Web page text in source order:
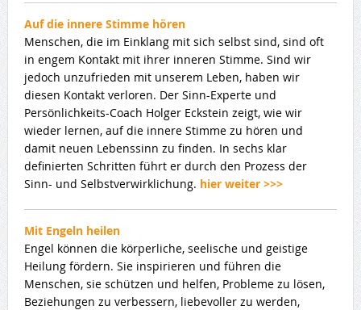
Auf die innere Stimme hören
Menschen, die im Einklang mit sich selbst sind, sind oft
in engem Kontakt mit ihrer inneren Stimme. Sind wir
jedoch unzufrieden mit unserem Leben, haben wir
diesen Kontakt verloren. Der Sinn-Experte und
Persönlichkeits-Coach Holger Eckstein zeigt, wie wir
wieder lernen, auf die innere Stimme zu hören und
damit neuen Lebenssinn zu finden. In sechs klar
definierten Schritten führt er durch den Prozess der
Sinn- und Selbstverwirklichung. hier weiter >>>
Mit Engeln heilen
Engel können die körperliche, seelische und geistige
Heilung fördern. Sie inspirieren und führen die
Menschen, sie schützen und helfen, Probleme zu lösen,
Beziehungen zu verbessern, liebevoller zu werden,